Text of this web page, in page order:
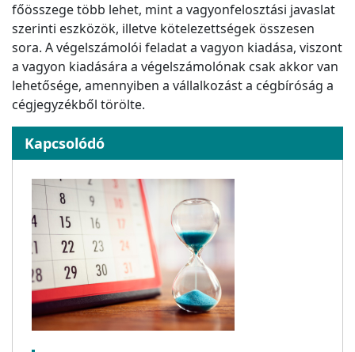
főösszege több lehet, mint a vagyonfelosztási javaslat
szerinti eszközök, illetve kötelezettségek összesen
sora. A végelszámolói feladat a vagyon kiadása, viszont
a vagyon kiadására a végelszámolónak csak akkor van
lehetősége, amennyiben a vállalkozást a cégbíróság a
cégjegyzékből törölte.
Kapcsolódó